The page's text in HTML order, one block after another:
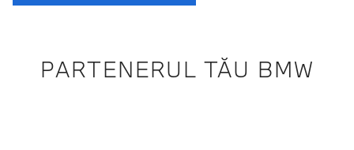
PARTENERUL TĂU BMW